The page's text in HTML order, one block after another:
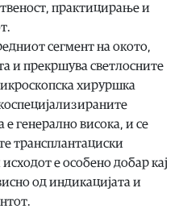
практицирање и
сегмент на окото,
и прекршува светлосните
хируршка
генерално висока, и се
трансплантациски
е особено добар кај
од индикацијата и